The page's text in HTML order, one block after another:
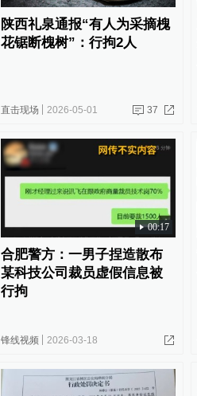
陕西礼泉通报“有人为采摘槐
花锯断槐树”：行拘2人
直击现场 2026-05-01 37
00:17
合肥警方：一男子捏造散布
某科技公司裁员虚假信息被
行拘
锋线视频 2026-03-18